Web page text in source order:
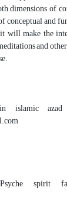
dimensions of
conceptual and
will make the
and
azad
Psyche spirit